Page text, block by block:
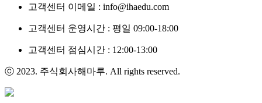
고객센터 이메일 : info@ihaedu.com
고객센터 운영시간 : 평일 09:00-18:00
고객센터 점심시간 : 12:00-13:00
ⓒ 2023. 주식회사해마루. All rights reserved.